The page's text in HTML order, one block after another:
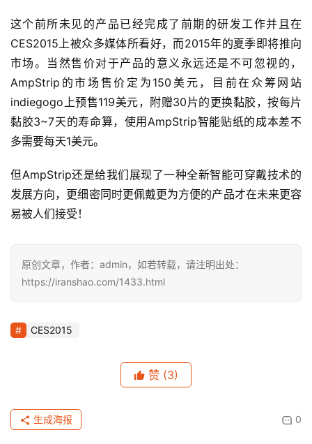
这个前所未见的产品已经完成了前期的研发工作并且在
CES2015上被众多媒体所看好，而2015年的夏季即将推向
市场。当然售价对于产品的意义永远还是不可忽视的，
AmpStrip的市场售价定为150美元，目前在众筹网站
indiegogo上预售119美元，附赠30片的更换黏胶，按每片
黏胶3~7天的寿命算，使用AmpStrip智能贴纸的成本差不
多需要每天1美元。
但AmpStrip还是给我们展现了一种全新智能可穿戴技术的
发展方向，更细密同时更佩戴更为方便的产品才在未来更容
易被人们接受！
原创文章，作者：admin，如若转载，请注明出处：
https://iranshao.com/1433.html
CES2015
赞 (3)
0
生成海报